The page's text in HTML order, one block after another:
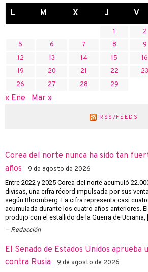
L M X J V
1 2
5
6 7 8 9
12
13 14 15 16
19
20 21 22 23
26
27 28 29
« Ene Mar »
RSS/FEEDS
Corea del norte nunca ha sido tan
años
9 de agosto de 2026
Entre 2022 y 2025 Corea del norte acumuló
divisas, una cifra récord impulsada por sus
según Bloomberg. La cifra representa casi
acumulada durante los cuatro años anteriores.
produjo con el estallido de la Guerra de Ucrania,
Redacción
El Senado de Estados Unidos aprueba
contra Rusia
9 de agosto de 2026